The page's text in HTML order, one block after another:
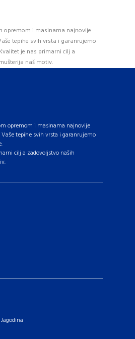
opremom i masinama najnovije
tepihe svih vrsta i garanrujemo
je nas primarni cilj a
naš motiv.
opremom i masinama najnovije
tepihe svih vrsta i garanrujemo
cilj a zadovoljstvo naših